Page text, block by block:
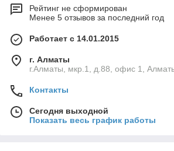
Рейтинг не сформирован
Менее 5 отзывов за последний год
Работает с 14.01.2015
г. Алматы
г.Алматы, мкр.1, д.88, офис 1,
Контакты
Сегодня выходной
Показать весь график работы